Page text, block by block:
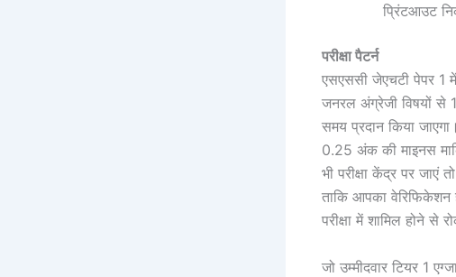
प्रिंटआउट
परीक्षा पैटर्न
एसएससी जेएचटी पेपर 1
जनरल अंग्रेजी विषयों से
समय प्रदान किया
0.25 अंक की माइनस
भी परीक्षा केंद्र पर
ताकि आपका वेरिफिकेशन
परीक्षा में शामिल होने से
जो उम्मीदवार टियर 1